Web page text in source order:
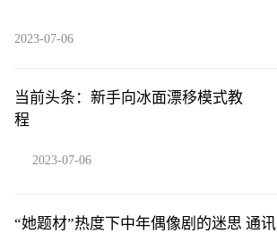
2023-07-06
当前头条：新手向冰面漂移模式教
程
2023-07-06
“她题材”热度下中年偶像剧的迷思 通讯